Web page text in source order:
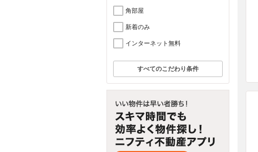
角部屋
新着のみ
インターネット無料
すべてのこだわり条件